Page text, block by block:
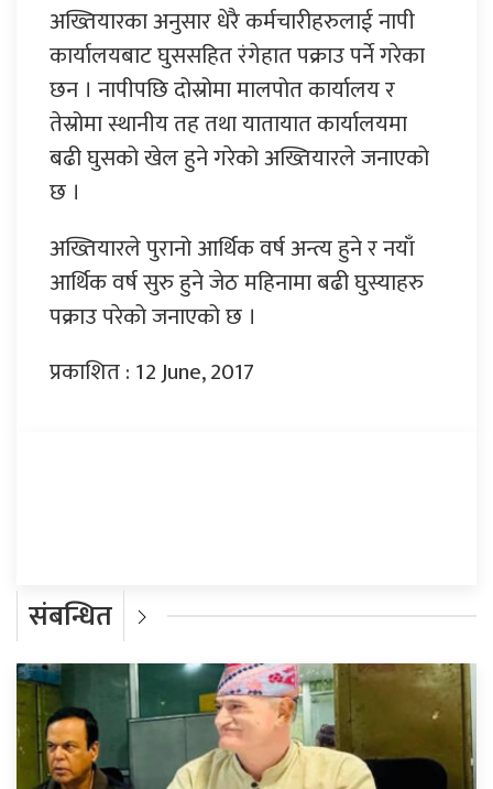
अख्तियारका अनुसार धेरै कर्मचारीहरुलाई नापी
कार्यालयबाट घुससहित रंगेहात पक्राउ पर्ने गरेका
छन । नापीपछि दोस्रोमा मालपोत कार्यालय र
तेस्रोमा स्थानीय तह तथा यातायात कार्यालयमा
बढी घुसको खेल हुने गरेको अख्तियारले जनाएको
छ ।
अख्तियारले पुरानो आर्थिक वर्ष अन्त्य हुने र नयाँ
आर्थिक वर्ष सुरु हुने जेठ महिनामा बढी घुस्याहरु
पक्राउ परेको जनाएको छ ।
प्रकाशित : 12 June, 2017
संबन्धित